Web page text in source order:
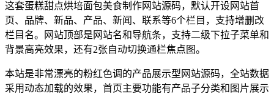
这套蛋糕甜点烘培面包美食制作网站源码，默认开设网站首
页、品牌、新品、产品、新闻、联系等6个栏目，支持增删改
栏目名。网站顶部是网站名和导航条，支持二级下拉子菜单和
背景高亮效果，还有2张自动切换通栏焦点图。
本站是非常漂亮的粉红色调的产品展示型网站源码，全站数据
采用动态加载的效果，首页主要功能有产品子分类和图片展示